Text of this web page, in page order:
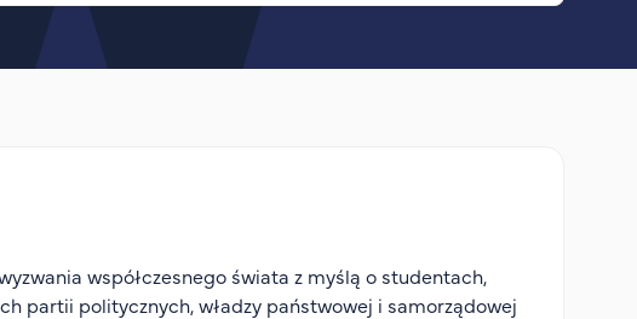
współczesnego świata z myślą o studentach,
partii politycznych, władzy państwowej i samorządowej